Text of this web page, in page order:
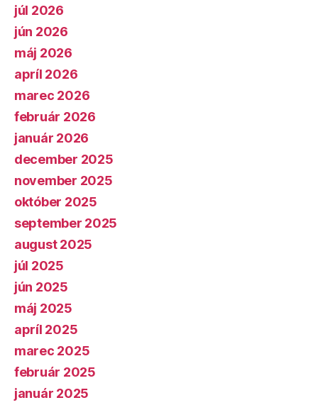
júl 2026
jún 2026
máj 2026
apríl 2026
marec 2026
február 2026
január 2026
december 2025
november 2025
október 2025
september 2025
august 2025
júl 2025
jún 2025
máj 2025
apríl 2025
marec 2025
február 2025
január 2025